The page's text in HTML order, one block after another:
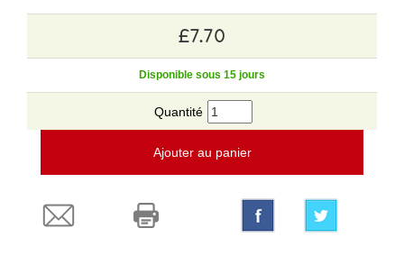
£7.70
Disponible sous 15 jours
Quantité
Ajouter au panier